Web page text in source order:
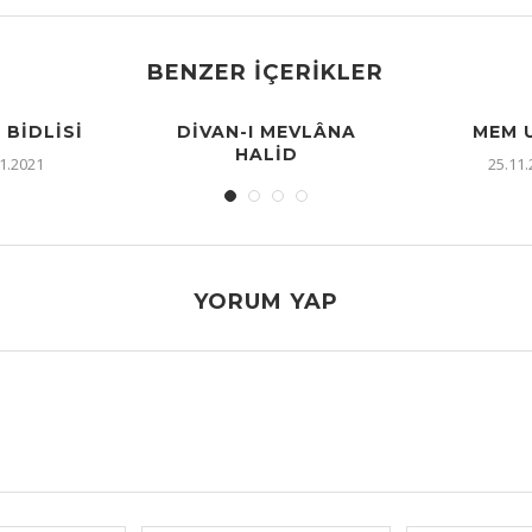
BENZER İÇERIKLER
BIDLISI
DIVAN-I MEVLÂNA
HALID
25.11.2021
MEM
YORUM YAP